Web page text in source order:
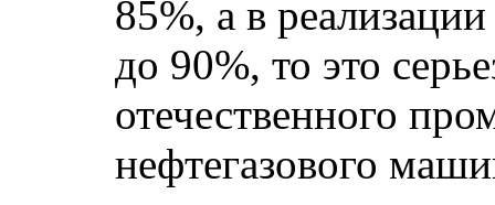
85%, а в
до 90%, то это
отечественного
нефтегазового